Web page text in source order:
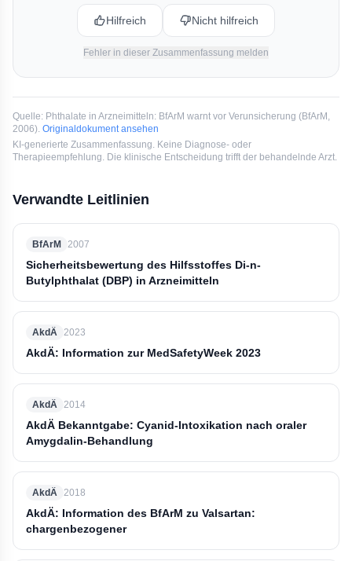
Hilfreich Nicht hilfreich
Fehler in dieser Zusammenfassung melden
Quelle: Phthalate in Arzneimitteln: BfArM warnt vor Verunsicherung (BfArM ,
2006). Originaldokument ansehen
KI-generierte Zusammenfassung. Keine Diagnose- oder
Therapieempfehlung. Die klinische Entscheidung trifft der behandelnde Arzt.
Verwandte Leitlinien
BfArM 2007
Sicherheitsbewertung des Hilfsstoffes Di-n-
Butylphthalat (DBP) in Arzneimitteln
AkdÄ 2023
AkdÄ: Information zur MedSafetyWeek 2023
AkdÄ 2014
AkdÄ Bekanntgabe: Cyanid-Intoxikation nach oraler
Amygdalin-Behandlung
AkdÄ 2018
AkdÄ: Information des BfArM zu Valsartan:
chargenbezogener